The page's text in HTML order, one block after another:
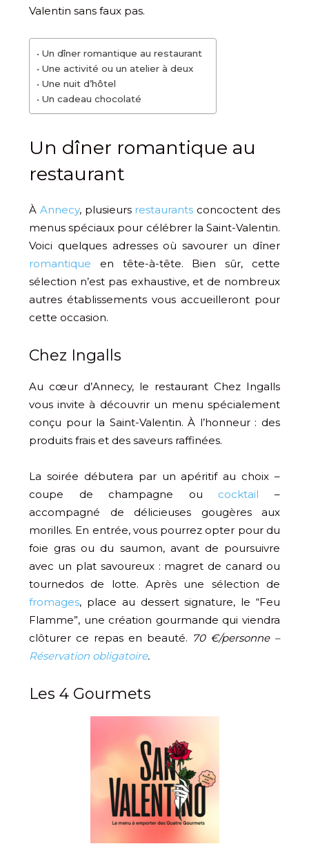
Valentin sans faux pas.
Un dîner romantique au restaurant
Une activité ou un atelier à deux
Une nuit d’hôtel
Un cadeau chocolaté
Un dîner romantique au
restaurant
À Annecy, plusieurs restaurants concoctent des
menus spéciaux pour célébrer la Saint-Valentin.
Voici quelques adresses où savourer un dîner
romantique en tête-à-tête. Bien sûr, cette
sélection n’est pas exhaustive, et de nombreux
autres établissements vous accueilleront pour
cette occasion.
Chez Ingalls
Au cœur d’Annecy, le restaurant Chez Ingalls
vous invite à découvrir un menu spécialement
conçu pour la Saint-Valentin. À l’honneur : des
produits frais et des saveurs raffinées.
La soirée débutera par un apéritif au choix –
coupe de champagne ou cocktail –
accompagné de délicieuses gougères aux
morilles. En entrée, vous pourrez opter pour du
foie gras ou du saumon, avant de poursuivre
avec un plat savoureux : magret de canard ou
tournedos de lotte. Après une sélection de
fromages, place au dessert signature, le “Feu
Flamme”, une création gourmande qui viendra
clôturer ce repas en beauté. 70 €/personne –
Réservation obligatoire.
Les 4 Gourmets